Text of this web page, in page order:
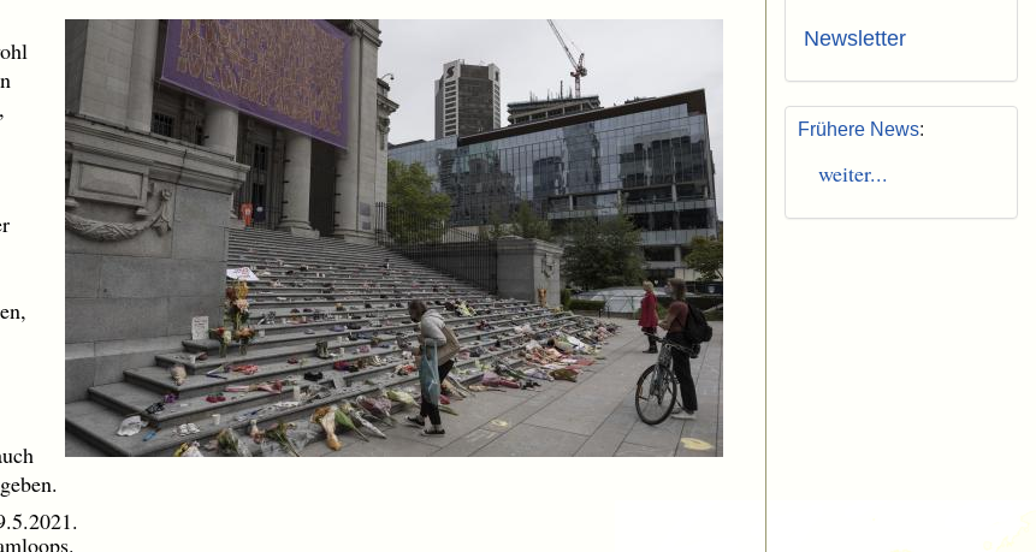
Newsletter
Frühere News:
weiter...